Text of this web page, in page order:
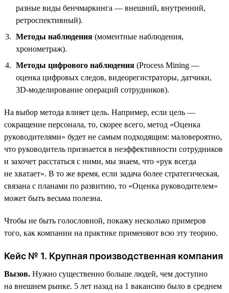
разные виды бенчмаркинга — внешний, внутренний,
ретроспективный).
Методы наблюдения (моментные наблюдения,
хронометраж).
Методы цифрового наблюдения (Process Mining —
оценка цифровых следов, видеорегистраторы, датчики,
3D-моделирование операций сотрудников).
На выбор метода влияет цель. Например, если цель —
сокращение персонала, то, скорее всего, метод «Оценка
руководителями» будет не самым подходящим: маловероятно,
что руководитель признается в неэффективности сотрудников
и захочет расстаться с ними, мы знаем, что «рук всегда
не хватает». В то же время, если задача более стратегическая,
связана с планами по развитию, то «Оценка руководителем»
может быть весьма полезна.
Чтобы не быть голословной, покажу несколько примеров
того, как компании на практике применяют всю эту теорию.
Кейс № 1. Крупная производственная компания
Вызов. Нужно существенно больше людей, чем доступно
на внешнем рынке. 5 лет назад на 1 вакансию было в среднем